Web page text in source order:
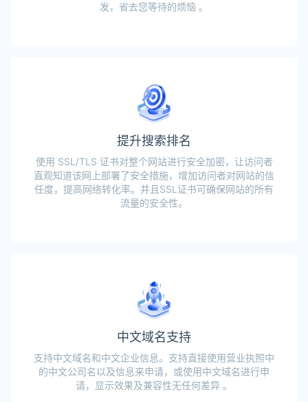
发，省去您等待的烦恼 。
提升搜索排名
使用 SSL/TLS 证书对整个网站进行安全加密，让访问者
直观知道该网上部署了安全措施，增加访问者对网站的信
任度，提高网络转化率。并且SSL证书可确保网站的所有
流量的安全性。
中文域名支持
支持中文域名和中文企业信息。支持直接使用营业执照中
的中文公司名以及信息来申请，或使用中文域名进行申
请，显示效果及兼容性无任何差异 。